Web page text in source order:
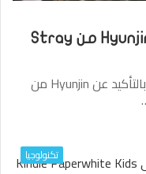
أين لشراء حالة هاتف Hyunjin Floral من Stray
إذا كان هناك شيء واحد لا يزال يعرف بالتأكيد عن Hyunjin من
تكنولوجيا